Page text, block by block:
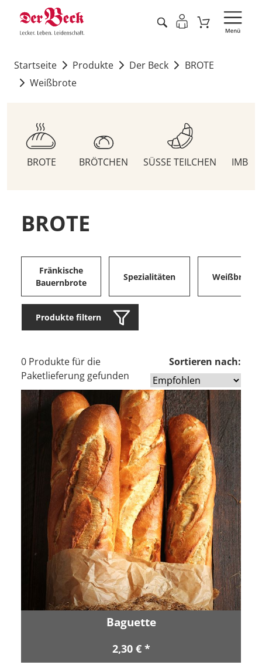
Startseite Produkte Der Beck
BROTE
Weißbrote
BROTE BRÖTCHEN SÜSSE TEILCHEN
BROTE
Fränkische
Bauernbrote
Spezialitäten Weißbrote
Produkte filtern
0 Produkte für die
Paketlieferung gefunden
Sortieren nach:
Baguette
2,30 € *